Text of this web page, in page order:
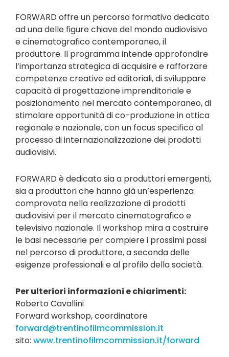
FORWARD offre un percorso formativo dedicato
ad una delle figure chiave del mondo audiovisivo
e cinematografico contemporaneo, il
produttore. Il programma intende approfondire
l’importanza strategica di acquisire e rafforzare
competenze creative ed editoriali, di sviluppare
capacità di progettazione imprenditoriale e
posizionamento nel mercato contemporaneo, di
stimolare opportunità di co-produzione in ottica
regionale e nazionale, con un focus specifico al
processo di internazionalizzazione dei prodotti
audiovisivi.
FORWARD è dedicato sia a produttori emergenti,
sia a produttori che hanno già un’esperienza
comprovata nella realizzazione di prodotti
audiovisivi per il mercato cinematografico e
televisivo nazionale. Il workshop mira a costruire
le basi necessarie per compiere i prossimi passi
nel percorso di produttore, a seconda delle
esigenze professionali e al profilo della società.
Per ulteriori informazioni e chiarimenti:
Roberto Cavallini
Forward workshop, coordinatore
forward@trentinofilmcommission.it
sito: www.trentinofilmcommission.it/forward